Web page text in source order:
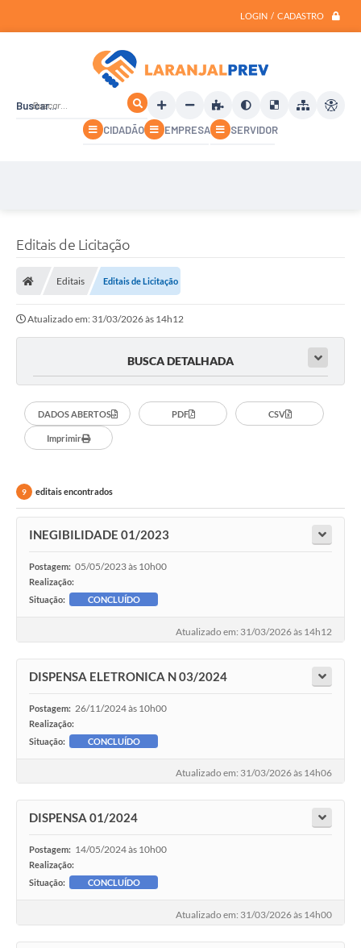
LOGIN / CADASTRO
Buscar...
CIDADÃO
EMPRESA SERVIDOR
Editais de Licitação
Editais Editais de Licitação
Atualizado em: 31/03/2026 às 14h12
BUSCA DETALHADA
DADOS ABERTOS PDF CSV
Imprimir
9 editais encontrados
INEGIBILIDADE 01/2023
Postagem: 05/05/2023 às 10h00
Realização:
Situação:
CONCLUÍDO
Atualizado em: 31/03/2026 às 14h12
DISPENSA ELETRONICA N 03/2024
Postagem: 26/11/2024 às 10h00
Realização:
Situação:
CONCLUÍDO
Atualizado em: 31/03/2026 às 14h06
DISPENSA 01/2024
Postagem: 14/05/2024 às 10h00
Realização:
Situação:
CONCLUÍDO
Atualizado em: 31/03/2026 às 14h00